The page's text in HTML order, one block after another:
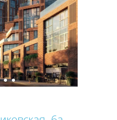
Федерация-I
Столиц,
блок
Столиц,
блок